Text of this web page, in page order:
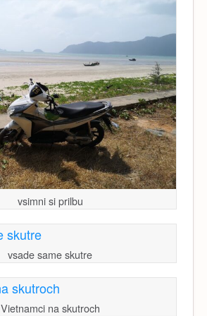
vsimni si prilbu
vsade same skutre
Vietnamci na skutroch